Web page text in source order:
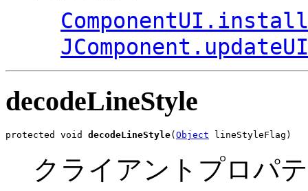
decodeLineStyle
protected void decodeLineStyle( Object lineStyleFlag)
クライアントプロパ